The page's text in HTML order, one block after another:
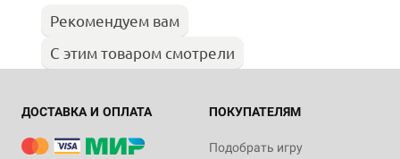
Рекомендуем вам
С этим товаром смотрели
ДОСТАВКА И ОПЛАТА ПОКУПАТЕЛЯМ
Подобрать игру